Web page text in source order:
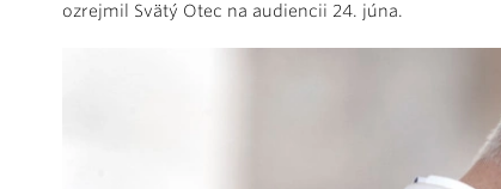
ozrejmil Svätý Otec na audiencii 24. júna.